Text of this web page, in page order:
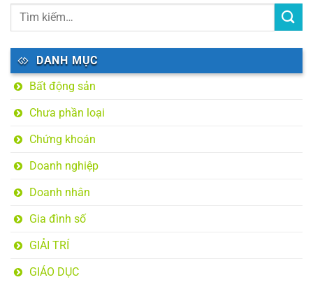
DANH MỤC
Bất động sản
Chưa phần loại
Chứng khoán
Doanh nghiệp
Doanh nhân
Gia đình số
GIẢI TRÍ
GIÁO DỤC